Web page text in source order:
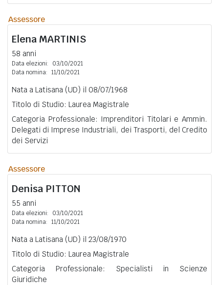
Assessore
Elena MARTINIS
58 anni
Data elezioni:
03/10/2021
Data nomina: 11/10/2021
Nata a Latisana (UD) il 08/07/1968
Titolo di Studio: Laurea Magistrale
Categoria Professionale: Imprenditori Titolari e Ammin.
Delegati di Imprese Industriali, dei Trasporti, del Credito
dei Servizi
Assessore
Denisa PITTON
55 anni
Data elezioni:
03/10/2021
Data nomina: 11/10/2021
Nata a Latisana (UD) il 23/08/1970
Titolo di Studio: Laurea Magistrale
Categoria Professionale: Specialisti in Scienze
Giuridiche